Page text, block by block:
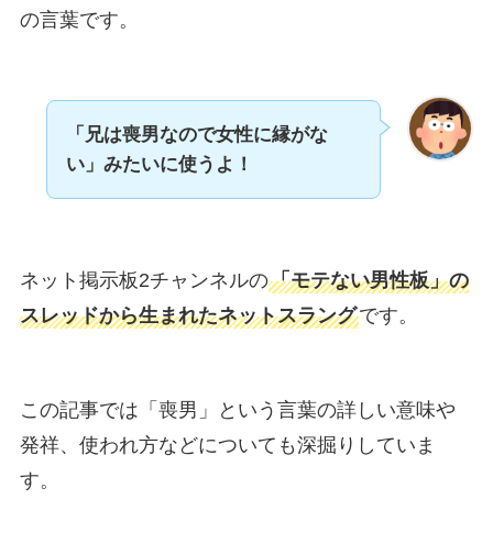
の言葉です。
「兄は喪男なので女性に縁がな
い」みたいに使うよ！
ネット掲示板2チャンネルの「モテない男性板」の
スレッドから生まれたネットスラングです。
この記事では「喪男」という言葉の詳しい意味や
発祥、使われ方などについても深掘りしていま
す。